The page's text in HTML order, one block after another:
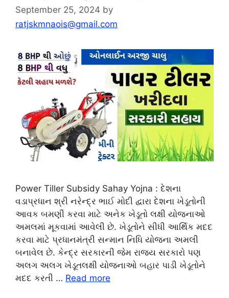
September 25, 2024 by
ratjskmnaois@gmail.com
Power Tiller Subsidy Sahay Yojna : દેશના
વડાપ્રધાન શ્રી નરેન્દ્ર ભાઈ મોદી દ્વારા દેશના ખેડૂતોની
આવક બમણી કરવા માટે અનેક ખેડૂતો લક્ષી યોજનાઓ
અમલમાં મૂકવામાં આવેલી છે. ખેડૂતોને સીધી આર્થિક મદદ
કરવા માટે પ્રધાનમંત્રી સન્માન નિધિ યોજના અમલી
બનાવેલ છે. કેન્દ્ર સરકારની જેમ રાજ્ય સરકારો પણ
અલગ અલગ ખેડૂતલક્ષી યોજનાઓ બહાર પાડી ખેડૂતોને
મદદ કરતી … Read more